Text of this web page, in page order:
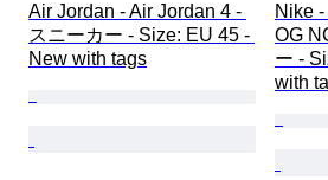
Air Jordan - Air Jordan 4 -
スニーカー - Size: EU 45 -
New with tags
Nike
OG
ー -
with